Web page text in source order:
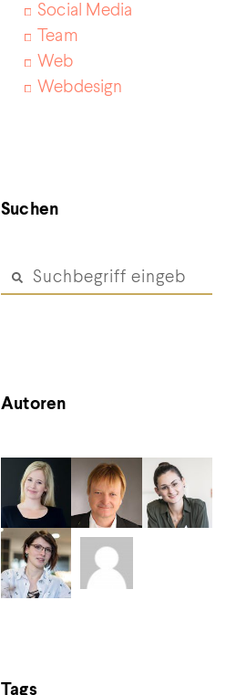
Social Media
Team
Web
Webdesign
Suchen
Autoren
Tags